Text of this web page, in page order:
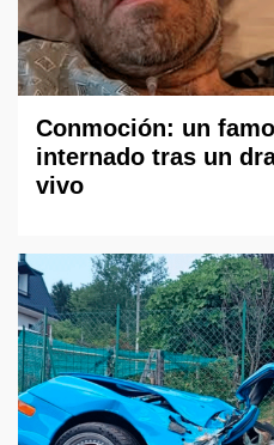
Conmoción: un
internado tras un
vivo